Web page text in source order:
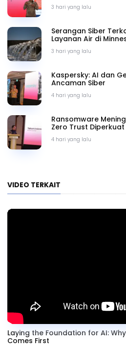
3 hari yang lalu
3 hari yang lalu
Serangan Siber
Layanan Air di
4 hari yang lalu
Kaspersky: AI dan
Ancaman Siber
4 hari yang lalu
Ransomware
Zero Trust Diperkuat
VIDEO TERKAIT
Laying the Foundation for AI:
Comes First